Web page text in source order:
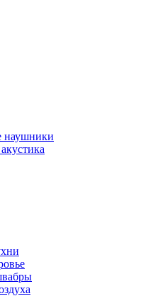
наушники